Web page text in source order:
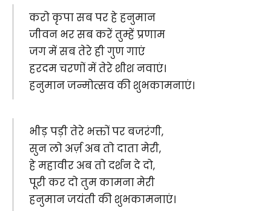
करो कृपा सब पर हे हनुमान
जीवन भर सब करें तुम्हें प्रणाम
जग में सब तेरे ही गुण गाएं
हरदम चरणों में तेरे शीश नवाएं।
हनुमान जन्मोत्सव की शुभकामनाएं।
भीड़ पड़ी तेरे भक्तों पर बजरंगी,
सुन लो अर्ज़ अब तो दाता मेरी,
हे महावीर अब तो दर्शन दे दो,
पूरी कर दो तुम कामना मेरी
हनुमान जयंती की शुभकामनाएं।